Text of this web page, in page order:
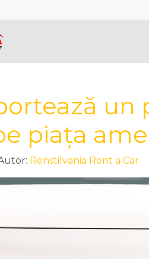
piața
Renstilvania Rent a Car